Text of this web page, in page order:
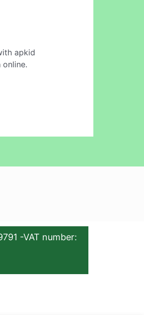
apkid
online.
-VAT number: